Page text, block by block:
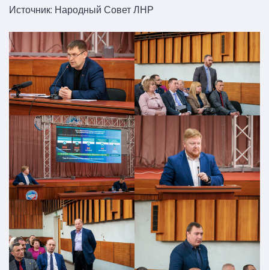
Источник: Народный Совет ЛНР